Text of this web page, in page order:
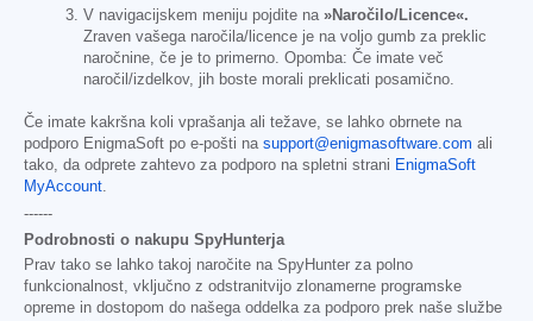
V navigacijskem meniju pojdite na »Naročilo/Licence«.
Zraven vašega naročila/licence je na voljo gumb za preklic
naročnine, če je to primerno. Opomba: Če imate več
naročil/izdelkov, jih boste morali preklicati posamično.
Če imate kakršna koli vprašanja ali težave, se lahko obrnete na
podporo EnigmaSoft po e-pošti na support@enigmasoftware.com ali
tako, da odprete zahtevo za podporo na spletni strani EnigmaSoft
MyAccount
------
Podrobnosti o nakupu SpyHunterja
Prav tako se lahko takoj naročite na SpyHunter za polno
funkcionalnost, vključno z odstranitvijo zlonamerne programske
opreme in dostopom do našega oddelka za podporo prek naše službe